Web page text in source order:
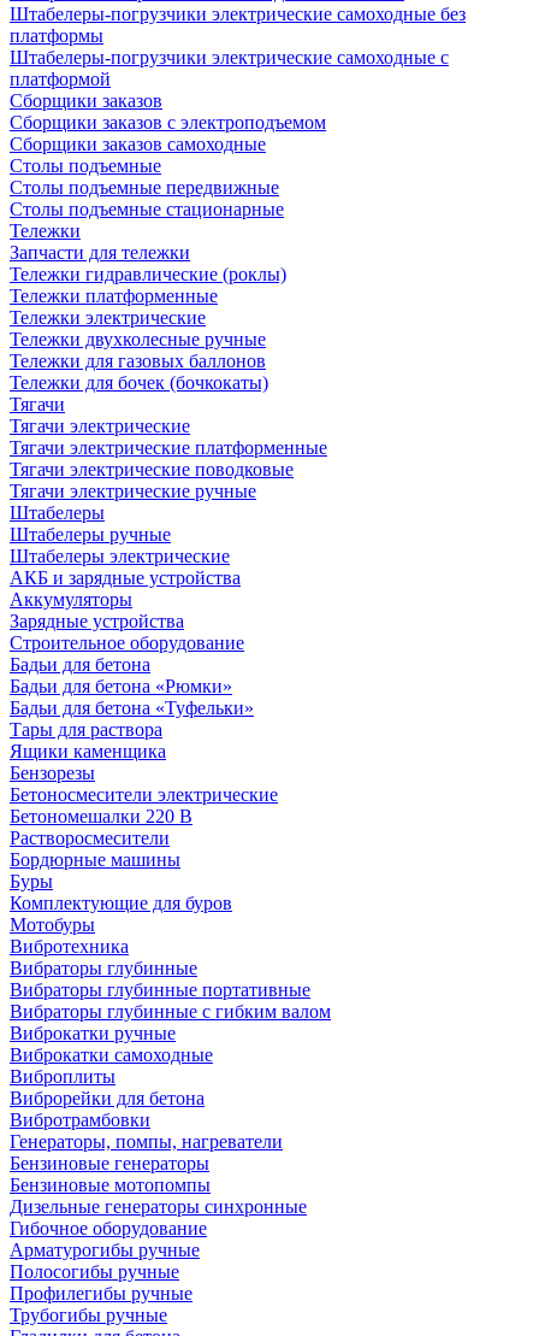
Штабелеры-погрузчики электрические самоходные без
платформы
Штабелеры-погрузчики электрические самоходные с
платформой
Сборщики заказов
Сборщики заказов с электроподъемом
Сборщики заказов самоходные
Столы подъемные
Столы подъемные передвижные
Столы подъемные стационарные
Тележки
Запчасти для тележки
Тележки гидравлические (роклы)
Тележки платформенные
Тележки электрические
Тележки двухколесные ручные
Тележки для газовых баллонов
Тележки для бочек (бочкокаты)
Тягачи
Тягачи электрические
Тягачи электрические платформенные
Тягачи электрические поводковые
Тягачи электрические ручные
Штабелеры
Штабелеры ручные
Штабелеры электрические
АКБ и зарядные устройства
Аккумуляторы
Зарядные устройства
Строительное оборудование
Бадьи для бетона
Бадьи для бетона «Рюмки»
Бадьи для бетона «Туфельки»
Тары для раствора
Ящики каменщика
Бензорезы
Бетоносмесители электрические
Бетономешалки 220 В
Растворосмесители
Бордюрные машины
Буры
Комплектующие для буров
Мотобуры
Вибротехника
Вибраторы глубинные
Вибраторы глубинные портативные
Вибраторы глубинные с гибким валом
Виброкатки ручные
Виброкатки самоходные
Виброплиты
Виброрейки для бетона
Вибротрамбовки
Генераторы, помпы, нагреватели
Бензиновые генераторы
Бензиновые мотопомпы
Дизельные генераторы синхронные
Гибочное оборудование
Арматурогибы ручные
Полосогибы ручные
Профилегибы ручные
Трубогибы ручные